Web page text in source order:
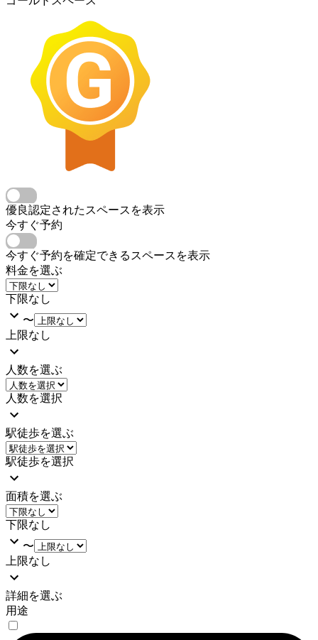
優良認定されたスペースを表示
今すぐ予約
今すぐ予約を確定できるスペースを表示
料金を選ぶ
下限なし
〜
上限なし
人数を選ぶ
人数を選択
駅徒歩を選ぶ
駅徒歩を選択
面積を選ぶ
下限なし
〜
上限なし
詳細を選ぶ
用途